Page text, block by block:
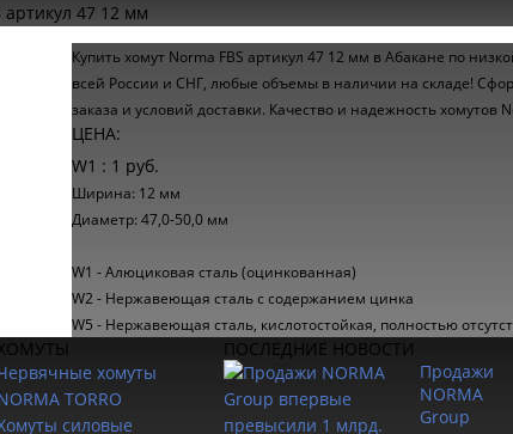
артикул 47 12 мм
Купить хомут Norma FBS артикул 47 12 мм в Абакане по
всей России и СНГ, любые объемы в наличии на складе!
заказа и условий доставки. Качество и надежность
ЦЕНА:
W1 : 1 руб.
Ширина: 12 мм
Диаметр: 47,0-50,0 мм
W1 - Алюциковая сталь (оцинкованная)
W2 - Нержавеющая сталь с содержанием цинка
W5 - Нержавеющая сталь, кислотостойкая, полностью
хомуты
TORRO
силовые
ПОСЛЕДНИЕ НОВОСТИ
Продажи
NORMA
Group